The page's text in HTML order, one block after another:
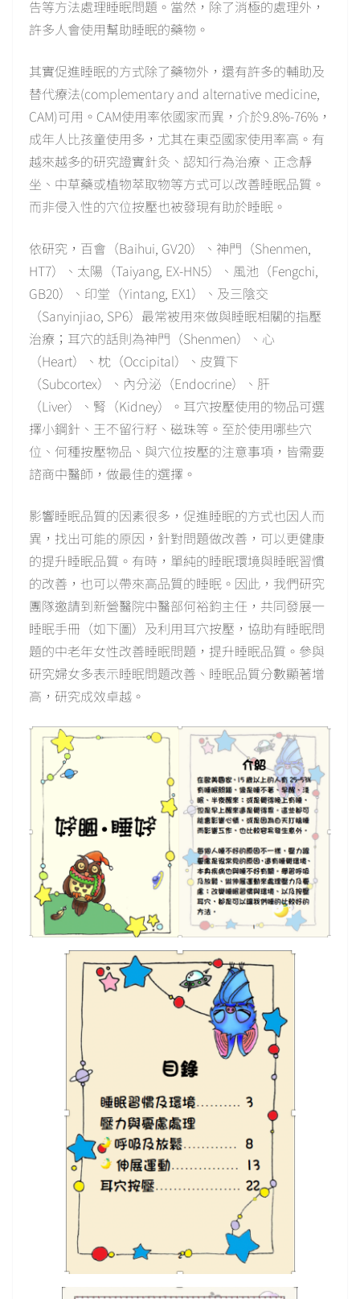
告等方法處理睡眠問題。當然，除了消極的處理外，
許多人會使用幫助睡眠的藥物。
其實促進睡眠的方式除了藥物外，還有許多的輔助及
替代療法(complementary and alternative medicine,
CAM)可用。CAM使用率依國家而異，介於9.8%-76%，
成年人比孩童使用多，尤其在東亞國家使用率高。有
越來越多的研究證實針灸、認知行為治療、正念靜
坐、中草藥或植物萃取物等方式可以改善睡眠品質。
而非侵入性的穴位按壓也被發現有助於睡眠。
依研究，百會（Baihui, GV20）、神門（Shenmen,
HT7）、太陽（Taiyang, EX-HN5）、風池（Fengchi,
GB20）、印堂（Yintang, EX1）、及三陰交
（Sanyinjiao, SP6）最常被用來做與睡眠相關的指壓
治療；耳穴的話則為神門（Shenmen）、心
（Heart）、枕（Occipital）、皮質下
（Subcortex）、內分泌（Endocrine）、肝
（Liver）、腎（Kidney）。耳穴按壓使用的物品可選
擇小鋼針、王不留行籽、磁珠等。至於使用哪些穴
位、何種按壓物品、與穴位按壓的注意事項，皆需要
諮商中醫師，做最佳的選擇。
影響睡眠品質的因素很多，促進睡眠的方式也因人而
異，找出可能的原因，針對問題做改善，可以更健康
的提升睡眠品質。有時，單純的睡眠環境與睡眠習慣
的改善，也可以帶來高品質的睡眠。因此，我們研究
團隊邀請到新營醫院中醫部何裕鈞主任，共同發展一
睡眠手冊（如下圖）及利用耳穴按壓，協助有睡眠問
題的中老年女性改善睡眠問題，提升睡眠品質。參與
研究婦女多表示睡眠問題改善、睡眠品質分數顯著增
高，研究成效卓越。